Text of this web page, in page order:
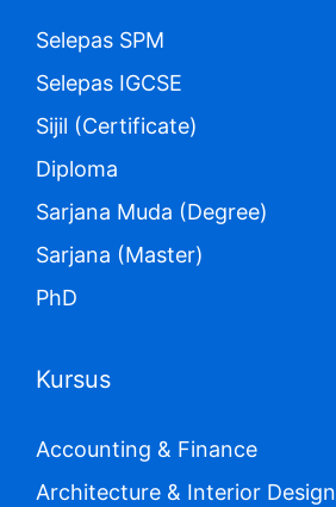
Selepas SPM
Selepas IGCSE
Sijil (Certificate)
Diploma
Sarjana Muda (Degree)
Sarjana (Master)
PhD
Kursus
Accounting & Finance
Architecture & Interior Design